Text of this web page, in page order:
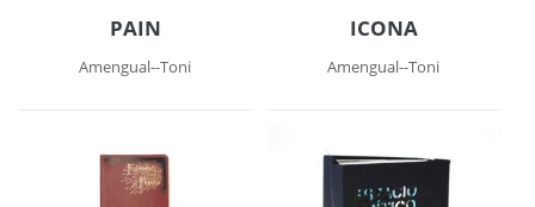
PAIN
Amengual--Toni
ICONA
Amengual--Toni